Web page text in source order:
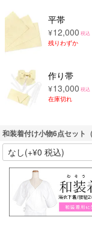
平帯
¥12,000 税込
残りわずか
作り帯
¥13,000 税込
在庫切れ
和装着付け小物6点セット